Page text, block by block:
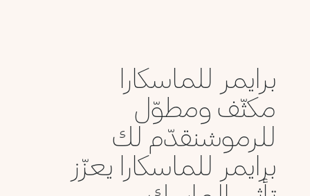
برايمر للماسكارا
مكثّف ومطوّل
للرموشنقدّم لك
برايمر للماسكارا يعزّز